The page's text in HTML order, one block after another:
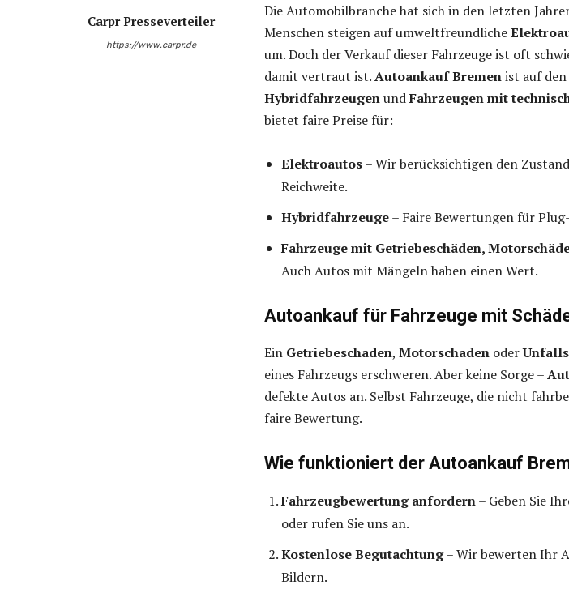
Carpr Presseverteiler
https://www.carpr.de
Die Automobilbranche hat sich in den letzten
Menschen steigen auf umweltfreundliche
um. Doch der Verkauf dieser Fahrzeuge ist oft
damit vertraut ist.Autoankauf Bremenist auf
HybridfahrzeugenundFahrzeugen mit
bietet faire Preise für:
Elektroautos– Wir berücksichtigen den
Reichweite.
Hybridfahrzeuge– Faire Bewertungen für
Fahrzeuge mit Getriebeschäden,
Auch Autos mit Mängeln haben einen Wert.
Autoankauf für Fahrzeuge mit
Ein Getriebeschaden, Motorschaden oder
eines Fahrzeugs erschweren. Aber keine Sorge –
defekte Autos an. Selbst Fahrzeuge, die nicht
faire Bewertung.
Wie funktioniert der Autoankauf
Fahrzeugbewertung anfordern– Geben Sie
oder rufen Sie uns an.
Kostenlose Begutachtung– Wir bewerten Ihr
Bildern.